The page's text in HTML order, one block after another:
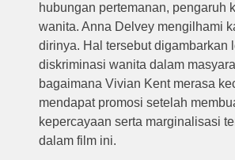
hubungan pertemanan, pengaruh
wanita. Anna Delvey mengilhami
dirinya. Hal tersebut digambarkan
diskriminasi wanita dalam
bagaimana Vivian Kent merasa
mendapat promosi setelah
kepercayaan serta marginalisasi
dalam film ini.